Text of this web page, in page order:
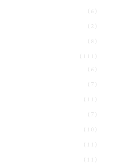
(6)
(2)
(8)
(6)
(7)
(7)
(10)